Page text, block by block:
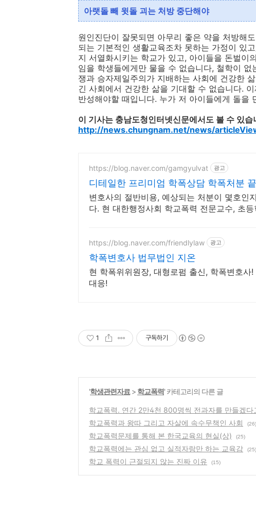
아랫돌 빼 윗돌 괴는 처방 중단해야
원인진단이 잘못되면 아무리 좋은 약을 처방해
되는 기본적인 생활교육조차 못하는 가정이 있
지 서열화시키는 학교가 있고, 아이들을 돈벌이
임을 학생들에게만 물을 수 없습니다, 철학이
쟁과 승자제일주의가 지배하는 사회에 건강한
긴 사회에서 건강한 삶을 기대할 수 없습니다.
반성해야할 때입니다. 누가 저 아이들에게 돌을
이 기사는 충남도청인터넷신문에서도 볼 수 있습
http://news.chungnam.net/news/
https://blog.naver.com/gamgyulvat 광고
디테일한 프리미엄 학폭상담 학폭처분
변호사의 절반비용, 예상되는 처분이 몇호인
다. 현 대한행정사회 학교폭력 전문교수, 초
https://blog.naver.com/friendlylaw 광고
학폭변호사 법무법인 지온
현 학폭위위원장, 대형로펌 출신, 학폭변호사
대응!
1 구독하기
'학생관련자료 > 학교폭력' 카테고리의 다른 글
학교폭력. 연간 2만4천 800명씩 전과자를 만들겠다
학교폭력과 왕따 그리고 자살에 속수무책인 사회 (26)
학교폭력문제를 통해 본 한국교육의 현실(상) (25)
학교폭력에는 관심 없고 실적자랑만 하는 교육감 (25)
학교 폭력이 근절되지 않는 진짜 이유 (15)